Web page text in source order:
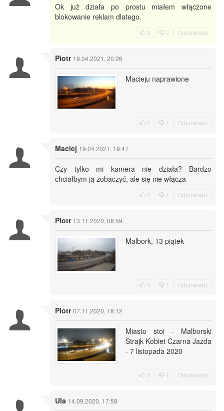
Ok już działa po prostu miałem włączone
blokowanie reklam dlatego.
2 2 Odpowiedz
Piotr 19.04.2021, 20:26
Macieju naprawione
2 1 Odpowiedz
Maciej 19.04.2021, 19:47
Czy tylko mi kamera nie działa? Bardzo
chciałbym ją zobaczyć, ale się nie włącza
2 1 Odpowiedz
Piotr 13.11.2020, 08:59
Malbork, 13 piątek
4 1 Odpowiedz
Piotr 07.11.2020, 18:12
Miasto stoi - Malborski
Strajk Kobiet Czarna Jazda
- 7 listopada 2020
2 1 Odpowiedz
Ula 14.09.2020, 17:58